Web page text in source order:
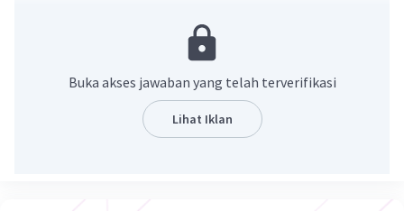
mampu memikirkan-Nya.”
1. manusia dipersilakan berpikir tentang sesuatu
secara mendalam, optimal atau maksimal.
2. obyek yang menjadi focus kajiannya adalah
segala ciptaan Allah Swt.
3. tidak diperbolehkan berpikir tentang Dzat
Buka akses jawaban yang telah terverifikasi
Lihat Iklan